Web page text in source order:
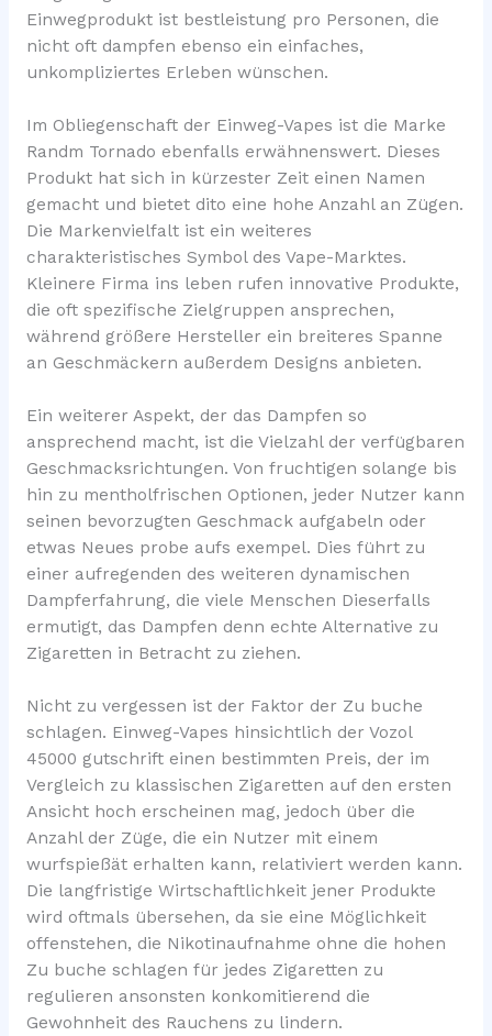
Einwegprodukt ist bestleistung pro Personen, die
nicht oft dampfen ebenso ein einfaches,
unkompliziertes Erleben wünschen.
Im Obliegenschaft der Einweg-Vapes ist die Marke
Randm Tornado ebenfalls erwähnenswert. Dieses
Produkt hat sich in kürzester Zeit einen Namen
gemacht und bietet dito eine hohe Anzahl an Zügen.
Die Markenvielfalt ist ein weiteres
charakteristisches Symbol des Vape-Marktes.
Kleinere Firma ins leben rufen innovative Produkte,
die oft spezifische Zielgruppen ansprechen,
während größere Hersteller ein breiteres Spanne
an Geschmäckern außerdem Designs anbieten.
Ein weiterer Aspekt, der das Dampfen so
ansprechend macht, ist die Vielzahl der verfügbaren
Geschmacksrichtungen. Von fruchtigen solange bis
hin zu mentholfrischen Optionen, jeder Nutzer kann
seinen bevorzugten Geschmack aufgabeln oder
etwas Neues probe aufs exempel. Dies führt zu
einer aufregenden des weiteren dynamischen
Dampferfahrung, die viele Menschen Dieserfalls
ermutigt, das Dampfen denn echte Alternative zu
Zigaretten in Betracht zu ziehen.
Nicht zu vergessen ist der Faktor der Zu buche
schlagen. Einweg-Vapes hinsichtlich der Vozol
45000 gutschrift einen bestimmten Preis, der im
Vergleich zu klassischen Zigaretten auf den ersten
Ansicht hoch erscheinen mag, jedoch über die
Anzahl der Züge, die ein Nutzer mit einem
wurfspießät erhalten kann, relativiert werden kann.
Die langfristige Wirtschaftlichkeit jener Produkte
wird oftmals übersehen, da sie eine Möglichkeit
offenstehen, die Nikotinaufnahme ohne die hohen
Zu buche schlagen für jedes Zigaretten zu
regulieren ansonsten konkomitierend die
Gewohnheit des Rauchens zu lindern.